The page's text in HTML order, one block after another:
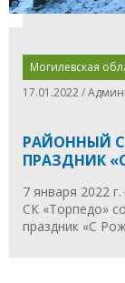
Могилевская
17.01.2022 /
РАЙОННЫЙ
ПРАЗДНИК
7 января 2022
СК «Торпедо»
праздник «С